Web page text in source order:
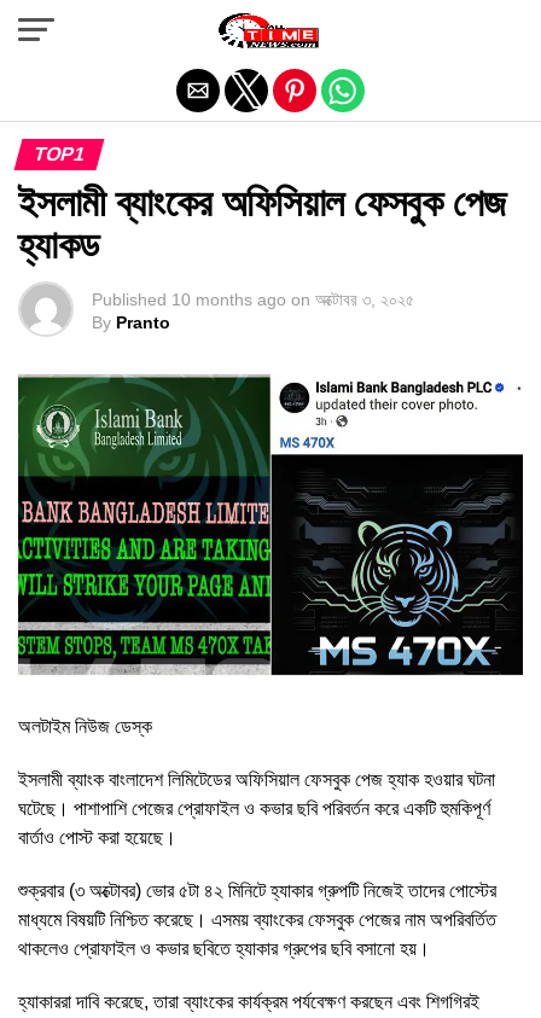
TOP1
ইসলামী ব্যাংকের অফিসিয়াল ফেসবুক পেজ
হ্যাকড
Published 10 months ago on অক্টোবর ৩, ২০২৫
By Pranto
অলটাইম নিউজ ডেস্ক
ইসলামী ব্যাংক বাংলাদেশ লিমিটেডের অফিসিয়াল ফেসবুক পেজ হ্যাক হওয়ার ঘটনা
ঘটেছে। পাশাপাশি পেজের প্রোফাইল ও কভার ছবি পরিবর্তন করে একটি হুমকিপূর্ণ
বার্তাও পোস্ট করা হয়েছে।
শুক্রবার (৩ অক্টোবর) ভোর ৫টা ৪২ মিনিটে হ্যাকার গ্রুপটি নিজেই তাদের পোস্টের
মাধ্যমে বিষয়টি নিশ্চিত করেছে। এসময় ব্যাংকের ফেসবুক পেজের নাম অপরিবর্তিত
থাকলেও প্রোফাইল ও কভার ছবিতে হ্যাকার গ্রুপের ছবি বসানো হয়।
হ্যাকাররা দাবি করেছে, তারা ব্যাংকের কার্যক্রম পর্যবেক্ষণ করছেন এবং শিগগিরই
Exit mobile version